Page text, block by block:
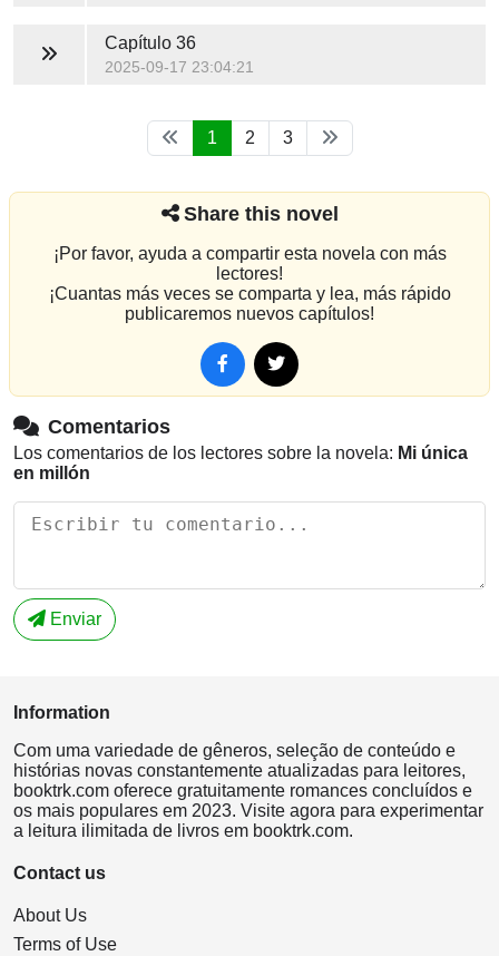
Capítulo 36
2025-09-17 23:04:21
1 2 3
Share this novel
¡Por favor, ayuda a compartir esta novela con más
lectores!
¡Cuantas más veces se comparta y lea, más rápido
publicaremos nuevos capítulos!
Comentarios
Los comentarios de los lectores sobre la novela: Mi única
en millón
Enviar
Information
Com uma variedade de gêneros, seleção de conteúdo e
histórias novas constantemente atualizadas para leitores,
booktrk.com oferece gratuitamente romances concluídos e
os mais populares em 2023. Visite agora para experimentar
a leitura ilimitada de livros em booktrk.com.
Contact us
About Us
Terms of Use